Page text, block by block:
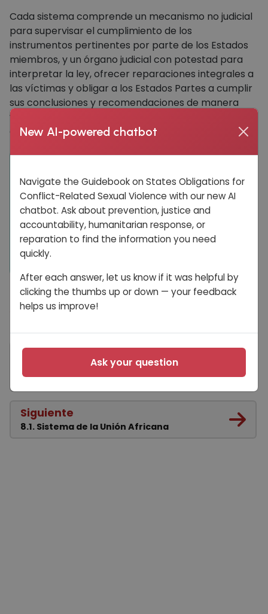
Cada sistema comprende un mecanismo no judicial
para supervisar el cumplimiento de los
instrumentos pertinentes por parte de los Estados
miembros, y un órgano judicial con potestad para
interpretar la ley, ofrecer reparaciones integrales a
las víctimas y obligar a los Estados Partes a cumplir
sus conclusiones y recomendaciones de manera
vinculante. Los mecanismos judiciales y no judiciales
detienen mandatos complementarios.
Para una explicación más detallada de los
mecanismos de aplicación disponibles en los
sistemas regionales de derechos humanos,
consulte el capítulo "Ratificación y aplicación
de los tratados", subsección "Sistemas
regionales de derechos humanos".
7. Convención sobre los Derechos de las
Personas con Discapacidad (CDPD)
Siguiente
8.1. Sistema de la Unión Africana
New AI-powered chatbot
Navigate the Guidebook on States Obligations for
Conflict-Related Sexual Violence with our new AI
chatbot. Ask about prevention, justice and
accountability, humanitarian response, or
reparation to find the information you need
quickly.
After each answer, let us know if it was helpful by
clicking the thumbs up or down — your feedback
helps us improve!
Ask your question